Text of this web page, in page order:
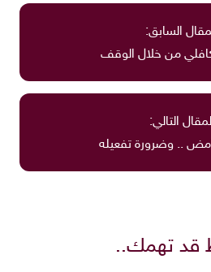
السابق:
من خلال الوقف
التالي:
.. وضرورة تفعيله
قد تهمك..